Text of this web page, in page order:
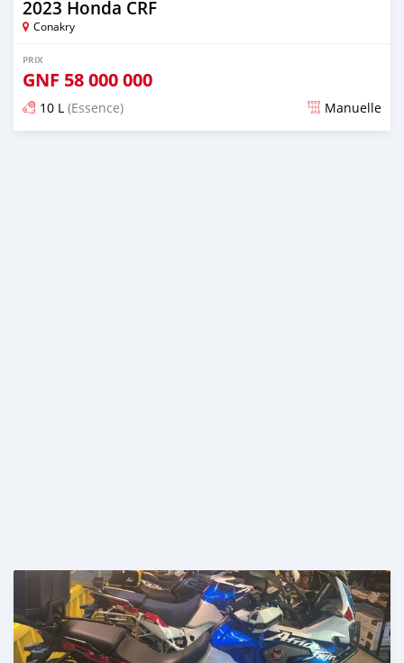
2023 Honda CRF
Conakry
PRIX
GNF 58 000 000
10 L (Essence) Manuelle